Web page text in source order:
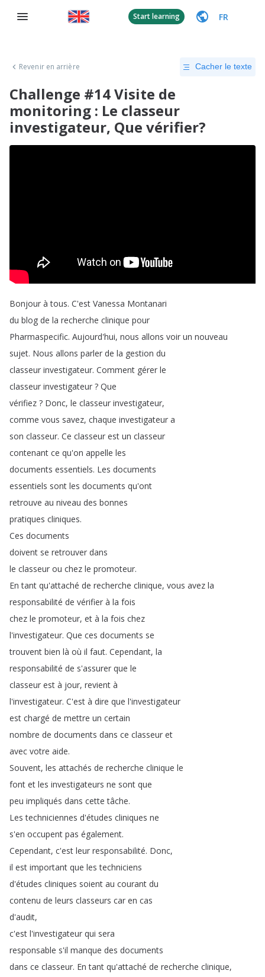
Start learning FR
Revenir en arrière Cacher le texte
Challenge #14 Visite de
monitoring : Le classeur
investigateur, Que vérifier?
Bonjour à tous. C'est Vanessa Montanari
du blog de la recherche clinique pour
Pharmaspecific. Aujourd'hui, nous allons voir un nouveau
sujet. Nous allons parler de la gestion du
classeur investigateur. Comment gérer le
classeur investigateur ? Que
vérifiez ? Donc, le classeur investigateur,
comme vous savez, chaque investigateur a
son classeur. Ce classeur est un classeur
contenant ce qu'on appelle les
documents essentiels. Les documents
essentiels sont les documents qu'ont
retrouve au niveau des bonnes
pratiques cliniques.
Ces documents
doivent se retrouver dans
le classeur ou chez le promoteur.
En tant qu'attaché de recherche clinique, vous avez la
responsabilité de vérifier à la fois
chez le promoteur, et à la fois chez
l'investigateur. Que ces documents se
trouvent bien là où il faut. Cependant, la
responsabilité de s'assurer que le
classeur est à jour, revient à
l'investigateur. C'est à dire que l'investigateur
est chargé de mettre un certain
nombre de documents dans ce classeur et
avec votre aide.
Souvent, les attachés de recherche clinique le
font et les investigateurs ne sont que
peu impliqués dans cette tâche.
Les techniciennes d'études cliniques ne
s'en occupent pas également.
Cependant, c'est leur responsabilité. Donc,
il est important que les techniciens
d'études cliniques soient au courant du
contenu de leurs classeurs car en cas
d'audit,
c'est l'investigateur qui sera
responsable s'il manque des documents
dans ce classeur. En tant qu'attaché de recherche clinique,